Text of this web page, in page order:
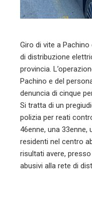
Giro di vite a
di distribuzione
provincia.
Pachino e del
denuncia di cinque
Si tratta di un
polizia per reati
46enne, una 33enne,
residenti nel centro
risultati avere,
abusivi alla rete di